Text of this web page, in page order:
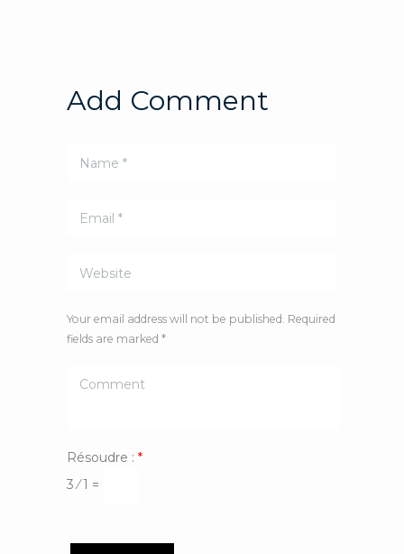
Add Comment
Your email address will not be published. Required
fields are marked *
Résoudre : *
3 ⁄ 1 =